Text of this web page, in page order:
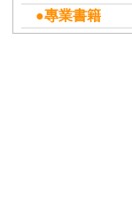
●專業書籍